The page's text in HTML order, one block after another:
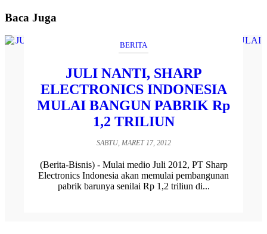
Baca Juga
BERITA
JULI NANTI, SHARP
ELECTRONICS INDONESIA
MULAI BANGUN PABRIK Rp
1,2 TRILIUN
SABTU, MARET 17, 2012
(Berita-Bisnis) - Mulai medio Juli 2012, PT Sharp
Electronics Indonesia akan memulai pembangunan
pabrik barunya senilai Rp 1,2 triliun di...